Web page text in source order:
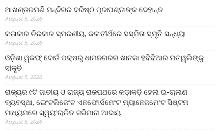
ଆଖଣ୍ଡଳମଣି ମନ୍ଦିରର ବରିଷ୍ଠ ପୂଜାପଣ୍ଡାଙ୍କ ଦେହାନ୍ତ
August 5, 2026
କଳାକାର ଚିରକାଳ ସ୍ମରଣୀୟ, କଳାତୀର୍ଥରେ ସସ୍ମିତା ସ୍ମୃତି ସନ୍ଧ୍ୟା
August 5, 2026
ଓଡ଼ିଶା ୱକଫ୍ ବୋର୍ଡ ପକ୍ଷରୁ ଧାମନଗରର ଖାନକା ହବିବିଆର ମତୱଲିଙ୍କୁ
ସୀକୃତି
August 5, 2026
ରାଜ୍ୟର ୯ଟି ଜାତୀୟ ଓ ରାଜ୍ୟ ରାଜପଥରେ କଡ଼ାକଡ଼ି ହେଲା ଇ-ଚାଲାଣ
ବ୍ୟବସ୍ଥା, ଇେଂଟଲିଜେଂଟ ଏନଫୋର୍ସମେଂଟ ମ୍ୟାନେଜମେଂଟ ସିଷ୍ଟମ
ମାଧ୍ୟମରେ ସ୍ୱୟଂଚାଳିତ ଜରିମାନା ଆଦାୟ
August 5, 2026